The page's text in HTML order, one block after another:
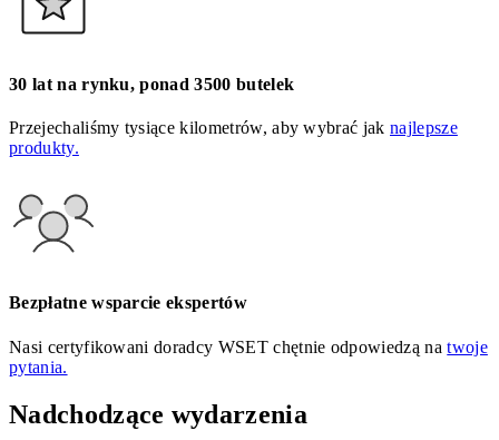
30 lat na rynku, ponad 3500 butelek
Przejechaliśmy tysiące kilometrów, aby wybrać jaknajlepsze
produkty.
Bezpłatne wsparcie ekspertów
Nasi certyfikowani doradcy WSET chętnie odpowiedzą natwoje
pytania.
Nadchodzące wydarzenia